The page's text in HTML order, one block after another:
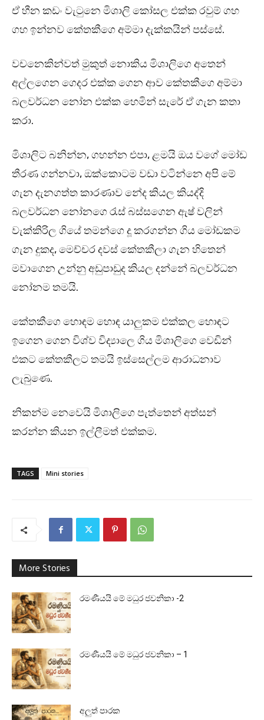
ඒ හීන කඩං වැටුනෙ මිශාලි කෝසල එක්ක රවුම් ගහ
ගහ ඉන්නව කේතකීගෙ අම්මා දැක්කයින් පස්සේ.
වචනෙකින්වත් මුකුත් නොකිය මිශාලිගෙ අතෙන්
අල්ලගෙන ගෙදර එක්ක ගෙන ආව කේතකීගෙ අම්මා
බලවර්ධන නෝන එක්ක හෙමින් සැරේ ඒ ගැන කතා
කරා.
මිශාලිට බනින්න, ගහන්න එපා, ළමයි ඔය වගේ මෝඩ
තීරණ ගන්නවා, ඔක්කොටම වඩා වටින්නෙ අපි මේ
ගැන දැනගත්ත කාරණාව නේද කියල කියද්දි
බලවර්ධන නෝනගෙ රැස් බස්සගෙන ඇෂ් වලින්
වැක්කිරිල ගියේ තමන්ගෙ දූ කරගන්න ගිය මෝඩකම
ගැන දුකද, මෙච්චර දවස් කේතකීලා ගැන හිතෙන්
මවාගෙන උන්නු අඩුපාඩුද කියල දන්නේ බලවර්ධන
නෝනම තමයි.
කේතකීගෙ හොඳම හොඳ යාලුකම එක්කල හොඳට
ඉගෙන ගෙන විශ්ව විද්‍යාලෙ ගිය මිශාලිගෙ වෙඩින්
එකට කේතකීලට තමයි ඉස්සෙල්ලම ආරාධනාව
ලැබුණෙ.
නිකන්ම නෙවෙයි මිශාලිගෙ පැත්තෙන් අත්සන්
කරන්න කියන ඉල්ලීමත් එක්කම.
TAGS Mini stories
More Stories
රමණීයයි මේ මධුර ජවනිකා -2
රමණීයයි මේ මධුර ජවනිකා – 1
අලුත් පාරක